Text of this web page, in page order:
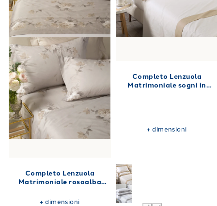
Completo Lenzuola
Matrimoniale rosaalba
240X280
+dimensioni
Completo Lenzuola
Matrimoniale sogni in
+dimensioni